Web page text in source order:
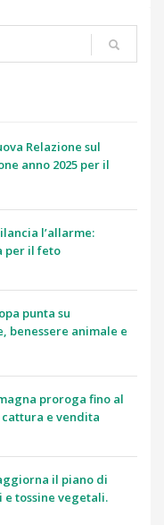
Relazione sul
anno 2025 per il
l’allarme:
per il feto
punta su
benessere animale e
proroga fino al
cattura e vendita
il piano di
tossine vegetali.